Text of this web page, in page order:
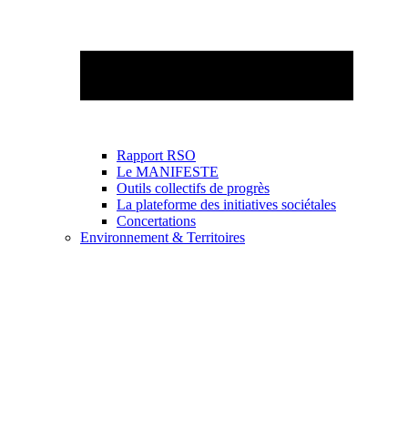
Rapport RSO
Le MANIFESTE
Outils collectifs de progrès
La plateforme des initiatives sociétales
Concertations
Environnement & Territoires